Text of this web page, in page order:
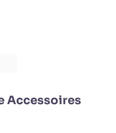
Accessoires